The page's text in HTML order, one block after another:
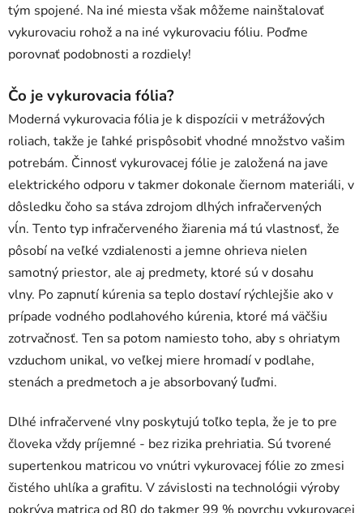
tým spojené. Na iné miesta však môžeme nainštalovať
vykurovaciu rohož a na iné vykurovaciu fóliu. Poďme
porovnať podobnosti a rozdiely!
Čo je vykurovacia fólia?
Moderná vykurovacia fólia je k dispozícii v metrážových
roliach, takže je ľahké prispôsobiť vhodné množstvo vašim
potrebám. Činnosť vykurovacej fólie je založená na jave
elektrického odporu v takmer dokonale čiernom materiáli, v
dôsledku čoho sa stáva zdrojom dlhých infračervených
vĺn. Tento typ infračerveného žiarenia má tú vlastnosť, že
pôsobí na veľké vzdialenosti a jemne ohrieva nielen
samotný priestor, ale aj predmety, ktoré sú v dosahu
vlny. Po zapnutí kúrenia sa teplo dostaví rýchlejšie ako v
prípade vodného podlahového kúrenia, ktoré má väčšiu
zotrvačnosť. Ten sa potom namiesto toho, aby s ohriatym
vzduchom unikal, vo veľkej miere hromadí v podlahe,
stenách a predmetoch a je absorbovaný ľuďmi.
Dlhé infračervené vlny poskytujú toľko tepla, že je to pre
človeka vždy príjemné - bez rizika prehriatia. Sú tvorené
supertenkou matricou vo vnútri vykurovacej fólie zo zmesi
čistého uhlíka a grafitu. V závislosti na technológii výroby
pokrýva matrica od 80 do takmer 99 % povrchu vykurovacej